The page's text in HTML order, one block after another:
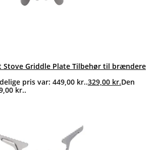
Stove Griddle Plate Tilbehør til brændere
pris var: 449,00 kr..329,00 kr.Den
kr..